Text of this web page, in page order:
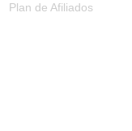
Plan de Afiliados